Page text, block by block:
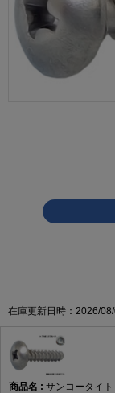
在庫更新日時：2026/
サンコータイ